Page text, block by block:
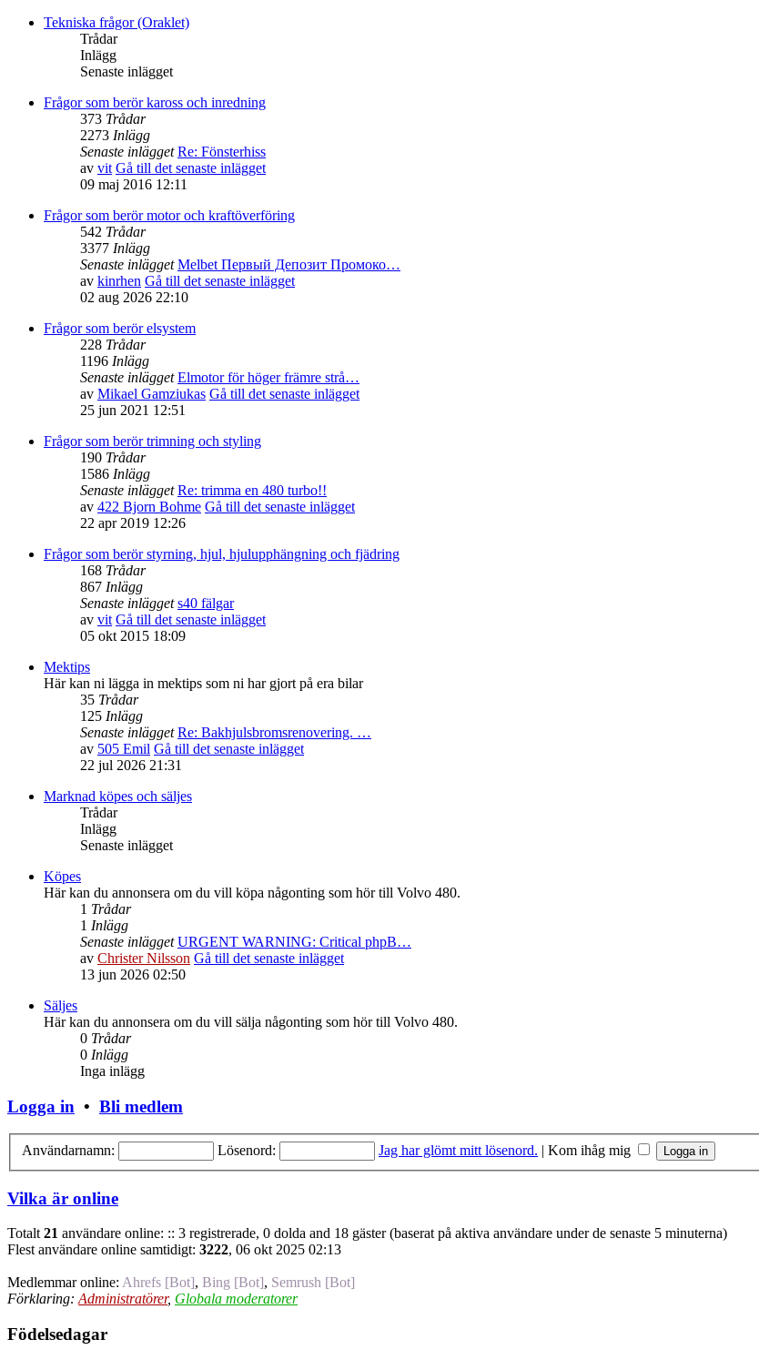
Tekniska frågor (Oraklet)
Trådar
Inlägg
Senaste inlägget
Frågor som berör kaross och inredning
373 Trådar
2273 Inlägg
Senaste inlägget Re: Fönsterhiss
av vit Gå till det senaste inlägget
09 maj 2016 12:11
Frågor som berör motor och kraftöverföring
542 Trådar
3377 Inlägg
Senaste inlägget Melbet Первый Депозит Промоко…
av kinrhen Gå till det senaste inlägget
02 aug 2026 22:10
Frågor som berör elsystem
228 Trådar
1196 Inlägg
Senaste inlägget Elmotor för höger främre strå…
av Mikael Gamziukas Gå till det senaste inlägget
25 jun 2021 12:51
Frågor som berör trimning och styling
190 Trådar
1586 Inlägg
Senaste inlägget Re: trimma en 480 turbo!!
av 422 Bjorn Bohme Gå till det senaste inlägget
22 apr 2019 12:26
Frågor som berör styrning, hjul, hjulupphängning och fjädring
168 Trådar
867 Inlägg
Senaste inlägget s40 fälgar
av vit Gå till det senaste inlägget
05 okt 2015 18:09
Mektips
Här kan ni lägga in mektips som ni har gjort på era bilar
35 Trådar
125 Inlägg
Senaste inlägget Re: Bakhjulsbromsrenovering. …
av 505 Emil Gå till det senaste inlägget
22 jul 2026 21:31
Marknad köpes och säljes
Trådar
Inlägg
Senaste inlägget
Köpes
Här kan du annonsera om du vill köpa någonting som hör till Volvo 480.
1 Trådar
1 Inlägg
Senaste inlägget URGENT WARNING: Critical phpB…
av Christer Nilsson Gå till det senaste inlägget
13 jun 2026 02:50
Säljes
Här kan du annonsera om du vill sälja någonting som hör till Volvo 480.
0 Trådar
0 Inlägg
Inga inlägg
Logga in • Bli medlem
Användarnamn: Lösenord: Jag har glömt mitt lösenord. | Kom ihåg mig
Vilka är online
Totalt 21 användare online: :: 3 registrerade, 0 dolda and 18 gäster (baserat på aktiva användare under de senaste 5 minuterna)
Flest användare online samtidigt: 3222, 06 okt 2025 02:13
Medlemmar online: Ahrefs [Bot], Bing [Bot], Semrush [Bot]
Förklaring: Administratörer, Globala moderatorer
Födelsedagar